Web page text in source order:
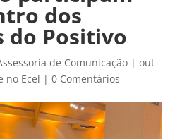
dos
do Positivo
de Comunicação| out
no Ecel | 0 Comentários